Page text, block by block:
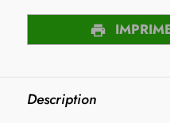
Description